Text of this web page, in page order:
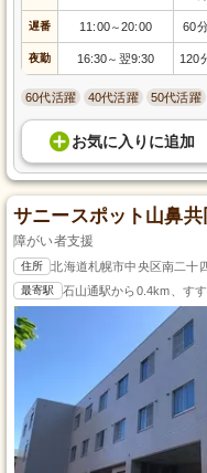
遅番 11:00～20:00 60
夜勤 16:30～ 翌9:30 120
60代活躍 40代活躍 50代活躍
お気に入り に追加
サニースポット山鼻
障がい者支援
住所 北海道札幌市中央区南二十
最寄駅 石山通駅から0.4km、す